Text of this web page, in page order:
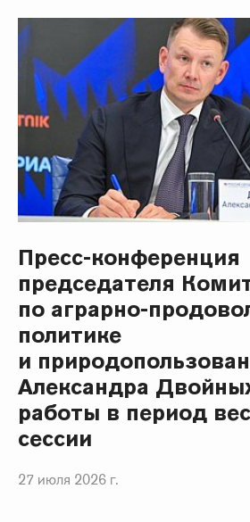
Пресс-конференция
председателя
по аграрно-
политике
и
Александра
работы в период
сессии
27 июля 2026 г.